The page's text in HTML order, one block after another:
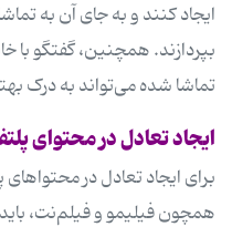
ایجاد کنند و به جای آن به
بپردازند. همچنین، گفتگو با
تماشا شده می‌تواند به درک
ایجاد تعادل در محتوای
برای ایجاد تعادل در
همچون فیلیمو و فیلم‌نت، باید